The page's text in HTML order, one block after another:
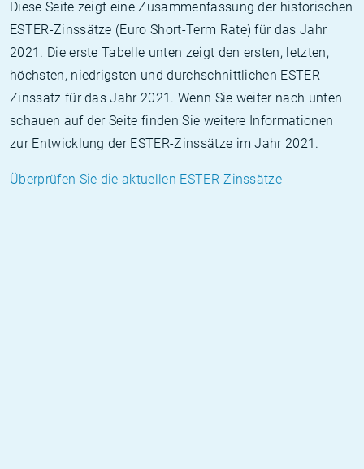
Diese Seite zeigt eine Zusammenfassung der historischen
ESTER-Zinssätze (Euro Short-Term Rate) für das Jahr
2021. Die erste Tabelle unten zeigt den ersten, letzten,
höchsten, niedrigsten und durchschnittlichen ESTER-
Zinssatz für das Jahr 2021. Wenn Sie weiter nach unten
schauen auf der Seite finden Sie weitere Informationen
zur Entwicklung der ESTER-Zinssätze im Jahr 2021.
Überprüfen Sie die aktuellen ESTER-Zinssätze